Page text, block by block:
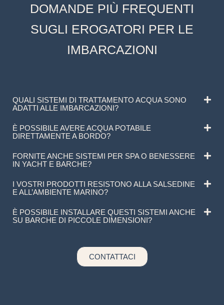
DOMANDE PIÙ FREQUENTI
SUGLI EROGATORI PER LE
IMBARCAZIONI
QUALI SISTEMI DI TRATTAMENTO ACQUA SONO
ADATTI ALLE IMBARCAZIONI?
È POSSIBILE AVERE ACQUA POTABILE
DIRETTAMENTE A BORDO?
FORNITE ANCHE SISTEMI PER SPA O BENESSERE
IN YACHT E BARCHE?
I VOSTRI PRODOTTI RESISTONO ALLA SALSEDINE
E ALL’AMBIENTE MARINO?
È POSSIBILE INSTALLARE QUESTI SISTEMI ANCHE
SU BARCHE DI PICCOLE DIMENSIONI?
CONTATTACI